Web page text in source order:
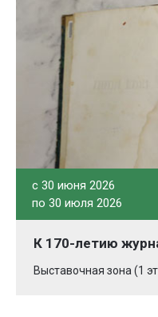
c 30 июня 2026
по 30 июля 2026
К 170-летию
Выставочная зона (1